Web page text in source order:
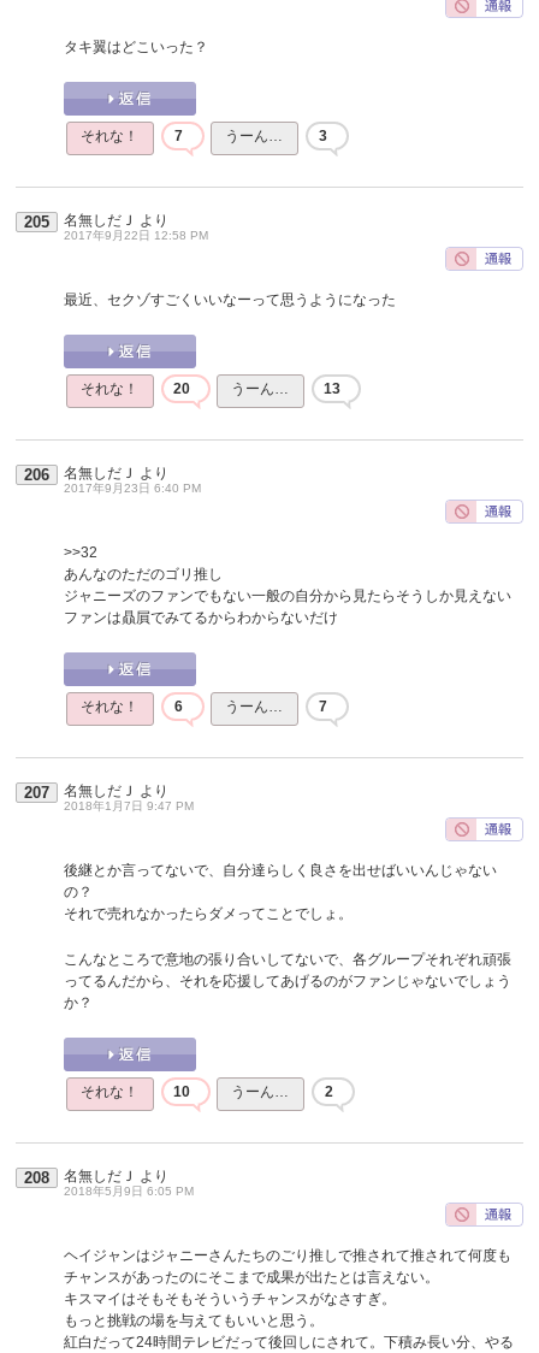
タキ翼はどこいった？
それな！ 7 うーん… 3
205 名無しだＪ より
2017年9月22日 12:58 PM
最近、セクゾすごくいいなーって思うようになった
それな！ 20 うーん… 13
206 名無しだＪ より
2017年9月23日 6:40 PM
>>32
あんなのただのゴリ推し
ジャニーズのファンでもない一般の自分から見たらそうしか見えない
ファンは贔屓でみてるからわからないだけ
それな！ 6 うーん… 7
207 名無しだＪ より
2018年1月7日 9:47 PM
後継とか言ってないで、自分達らしく良さを出せばいいんじゃない
の？
それで売れなかったらダメってことでしょ。
こんなところで意地の張り合いしてないで、各グループそれぞれ頑張
ってるんだから、それを応援してあげるのがファンじゃないでしょう
か？
それな！ 10 うーん… 2
208 名無しだＪ より
2018年5月9日 6:05 PM
ヘイジャンはジャニーさんたちのごり推しで推されて推されて何度も
チャンスがあったのにそこまで成果が出たとは言えない。
キスマイはそもそもそういうチャンスがなさすぎ。
もっと挑戦の場を与えてもいいと思う。
紅白だって24時間テレビだって後回しにされて。下積み長い分、やる